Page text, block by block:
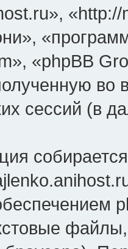
«phpBB
во
сессий (в